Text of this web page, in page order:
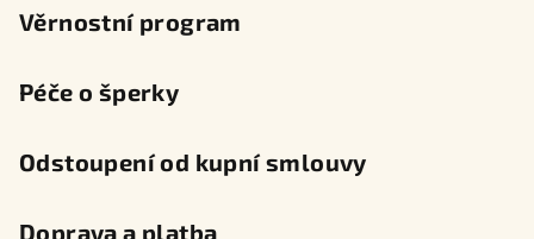
Věrnostní program
Péče o šperky
Odstoupení od kupní smlouvy
Doprava a platba